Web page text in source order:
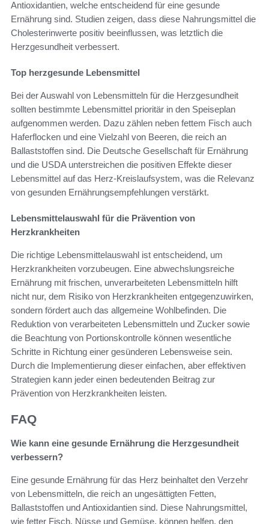
Antioxidantien, welche entscheidend für eine gesunde
Ernährung sind. Studien zeigen, dass diese Nahrungsmittel die
Cholesterinwerte positiv beeinflussen, was letztlich die
Herzgesundheit verbessert.
Top herzgesunde Lebensmittel
Bei der Auswahl von Lebensmitteln für die Herzgesundheit
sollten bestimmte Lebensmittel prioritär in den Speiseplan
aufgenommen werden. Dazu zählen neben fettem Fisch auch
Haferflocken und eine Vielzahl von Beeren, die reich an
Ballaststoffen sind. Die Deutsche Gesellschaft für Ernährung
und die USDA unterstreichen die positiven Effekte dieser
Lebensmittel auf das Herz-Kreislaufsystem, was die Relevanz
von gesunden Ernährungsempfehlungen verstärkt.
Lebensmittelauswahl für die Prävention von
Herzkrankheiten
Die richtige Lebensmittelauswahl ist entscheidend, um
Herzkrankheiten vorzubeugen. Eine abwechslungsreiche
Ernährung mit frischen, unverarbeiteten Lebensmitteln hilft
nicht nur, dem Risiko von Herzkrankheiten entgegenzuwirken,
sondern fördert auch das allgemeine Wohlbefinden. Die
Reduktion von verarbeiteten Lebensmitteln und Zucker sowie
die Beachtung von Portionskontrolle können wesentliche
Schritte in Richtung einer gesünderen Lebensweise sein.
Durch die Implementierung dieser einfachen, aber effektiven
Strategien kann jeder einen bedeutenden Beitrag zur
Prävention von Herzkrankheiten leisten.
FAQ
Wie kann eine gesunde Ernährung die Herzgesundheit
verbessern?
Eine gesunde Ernährung für das Herz beinhaltet den Verzehr
von Lebensmitteln, die reich an ungesättigten Fetten,
Ballaststoffen und Antioxidantien sind. Diese Nahrungsmittel,
wie fetter Fisch, Nüsse und Gemüse, können helfen, den